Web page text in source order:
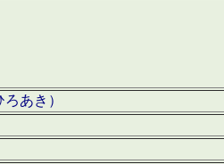
あき）